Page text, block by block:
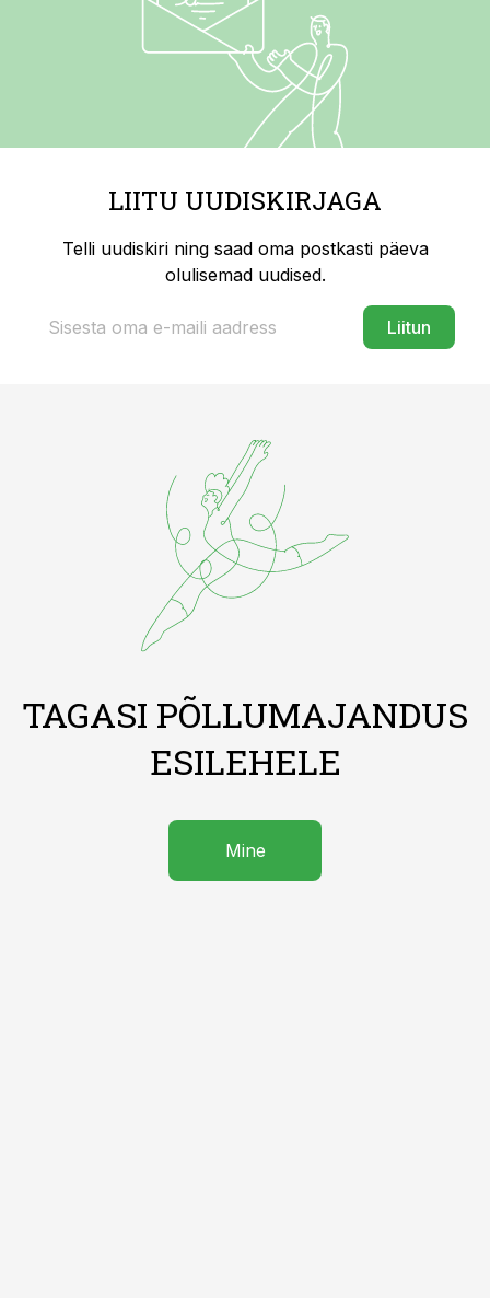
LIITU UUDISKIRJAGA
Telli uudiskiri ning saad oma postkasti päeva
olulisemad uudised.
Liitun
TAGASI PÕLLUMAJANDUS
ESILEHELE
Mine